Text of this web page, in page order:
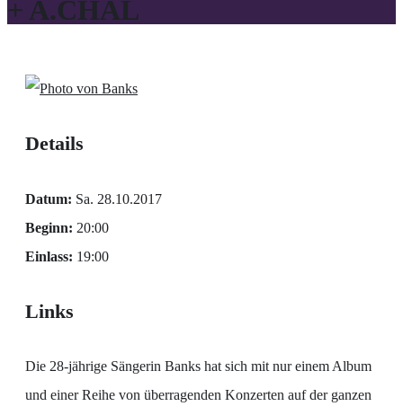
+ A.CHAL
Details
Datum: Sa. 28.10.2017
Beginn: 20:00
Einlass: 19:00
Links
Die 28-jährige Sängerin Banks hat sich mit nur einem Album
und einer Reihe von überragenden Konzerten auf der ganzen